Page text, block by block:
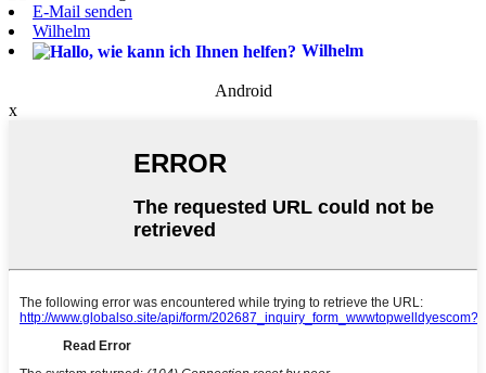
E-Mail senden
Wilhelm
Wilhelm
Android
x